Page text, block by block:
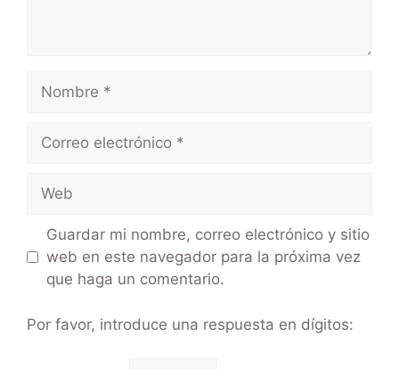
Guardar mi nombre, correo electrónico y sitio
web en este navegador para la próxima vez
que haga un comentario.
Por favor, introduce una respuesta en dígitos: